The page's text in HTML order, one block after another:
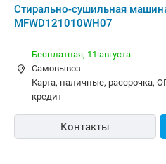
Стирально-сушильная
MFWD121010WH07
Бесплатная, 11 августа
Самовывоз
карта, наличные, рассрочка, ОПЛАТИ,
кредит
Контакты